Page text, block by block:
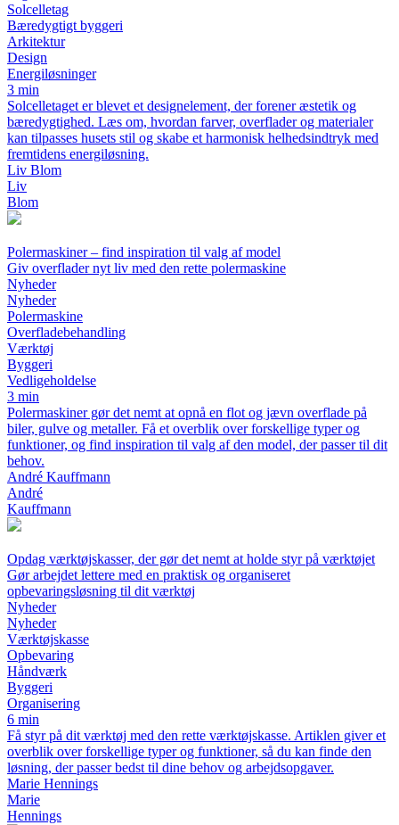
Solcelletag
Bæredygtigt byggeri
Arkitektur
Design
Energiløsninger
3 min
Solcelletaget er blevet et designelement, der forener æstetik og
bæredygtighed. Læs om, hvordan farver, overflader og materialer
kan tilpasses husets stil og skabe et harmonisk helhedsindtryk med
fremtidens energiløsning.
Liv Blom
Liv
Blom
Polermaskiner – find inspiration til valg af model
Giv overflader nyt liv med den rette polermaskine
Nyheder
Nyheder
Polermaskine
Overfladebehandling
Værktøj
Byggeri
Vedligeholdelse
3 min
Polermaskiner gør det nemt at opnå en flot og jævn overflade på
biler, gulve og metaller. Få et overblik over forskellige typer og
funktioner, og find inspiration til valg af den model, der passer til dit
behov.
André Kauffmann
André
Kauffmann
Opdag værktøjskasser, der gør det nemt at holde styr på værktøjet
Gør arbejdet lettere med en praktisk og organiseret
opbevaringsløsning til dit værktøj
Nyheder
Nyheder
Værktøjskasse
Opbevaring
Håndværk
Byggeri
Organisering
6 min
Få styr på dit værktøj med den rette værktøjskasse. Artiklen giver et
overblik over forskellige typer og funktioner, så du kan finde den
løsning, der passer bedst til dine behov og arbejdsopgaver.
Marie Hennings
Marie
Hennings